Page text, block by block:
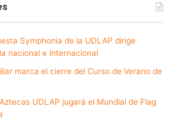
Symphonia de la UDLAP dirige
nacional e internacional
marca el cierre del Curso de Verano de
UDLAP jugará el Mundial de Flag